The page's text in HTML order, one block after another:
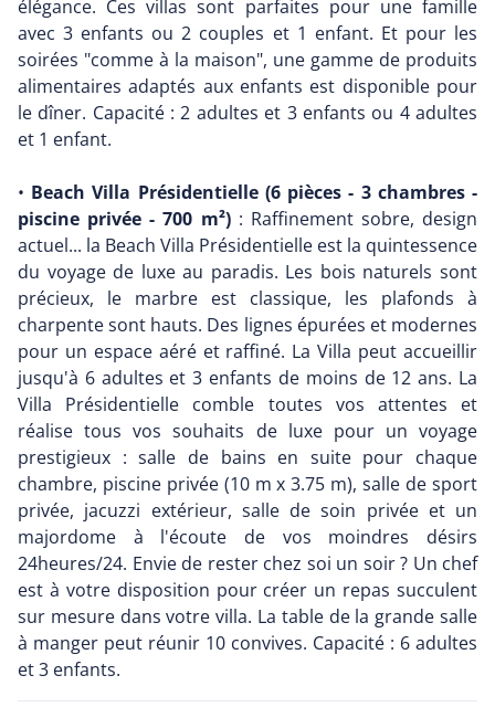
élégance. Ces villas sont parfaites pour une famille
avec 3 enfants ou 2 couples et 1 enfant. Et pour les
soirées "comme à la maison", une gamme de produits
alimentaires adaptés aux enfants est disponible pour
le dîner. Capacité : 2 adultes et 3 enfants ou 4 adultes
et 1 enfant.
• Beach Villa Présidentielle (6 pièces - 3 chambres -
piscine privée - 700 m²): Raffinement sobre, design
actuel... la Beach Villa Présidentielle est la quintessence
du voyage de luxe au paradis. Les bois naturels sont
précieux, le marbre est classique, les plafonds à
charpente sont hauts. Des lignes épurées et modernes
pour un espace aéré et raffiné. La Villa peut accueillir
jusqu'à 6 adultes et 3 enfants de moins de 12 ans. La
Villa Présidentielle comble toutes vos attentes et
réalise tous vos souhaits de luxe pour un voyage
prestigieux : salle de bains en suite pour chaque
chambre, piscine privée (10 m x 3.75 m), salle de sport
privée, jacuzzi extérieur, salle de soin privée et un
majordome à l'écoute de vos moindres désirs
24heures/24. Envie de rester chez soi un soir ? Un chef
est à votre disposition pour créer un repas succulent
sur mesure dans votre villa. La table de la grande salle
à manger peut réunir 10 convives. Capacité : 6 adultes
et 3 enfants.